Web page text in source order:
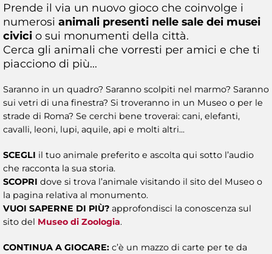
Prende il via un nuovo gioco che coinvolge i
numerosi animali presenti nelle sale dei musei
civici o sui monumenti della città.
Cerca gli animali che vorresti per amici e che ti
piacciono di più...
Saranno in un quadro? Saranno scolpiti nel marmo? Saranno
sui vetri di una finestra? Si troveranno in un Museo o per le
strade di Roma? Se cerchi bene troverai: cani, elefanti,
cavalli, leoni, lupi, aquile, api e molti altri...
SCEGLI il tuo animale preferito e ascolta qui sotto l’audio
che racconta la sua storia.
SCOPRI dove si trova l’animale visitando il sito del Museo o
la pagina relativa al monumento.
VUOI SAPERNE DI PIÙ? approfondisci la conoscenza sul
sito del Museo di Zoologia.
CONTINUA A GIOCARE: c’è un mazzo di carte per te da